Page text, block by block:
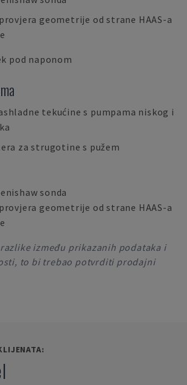
geometrije od strane HAAS-a
pod naponom
tekućine s pumpama niskog i
za strugotine s pužem
sonda
geometrije od strane HAAS-a
između prikazanih podataka i
to bi trebao potvrditi prodajni